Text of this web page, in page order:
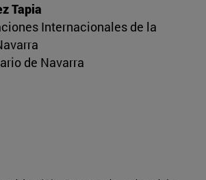
Tapia
Internacionales de la
de Navarra